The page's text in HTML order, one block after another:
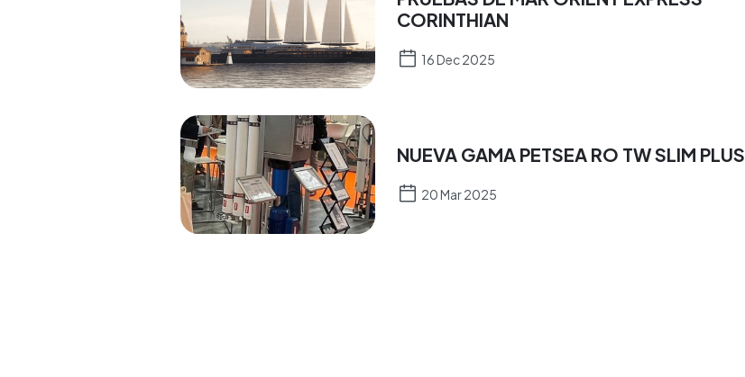
CORINTHIAN
16 Dec 2025
NUEVA GAMA PETSEA RO TW SLIM PLUS
20 Mar 2025